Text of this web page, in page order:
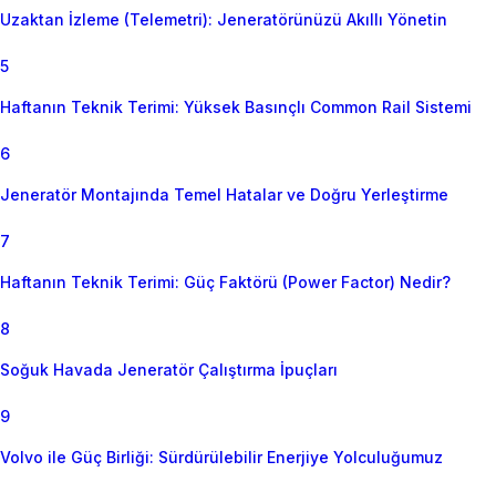
Uzaktan İzleme (Telemetri): Jeneratörünüzü Akıllı Yönetin
5
Haftanın Teknik Terimi: Yüksek Basınçlı Common Rail Sistemi
6
Jeneratör Montajında Temel Hatalar ve Doğru Yerleştirme
7
Haftanın Teknik Terimi: Güç Faktörü (Power Factor) Nedir?
8
Soğuk Havada Jeneratör Çalıştırma İpuçları
9
Volvo ile Güç Birliği: Sürdürülebilir Enerjiye Yolculuğumuz